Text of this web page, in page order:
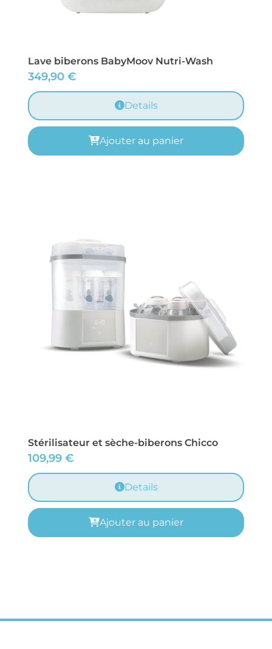
Lave biberons BabyMoov Nutri-Wash
349,90 €
Details
Ajouter au panier
Stérilisateur et sèche-biberons Chicco
109,99 €
Details
Ajouter au panier